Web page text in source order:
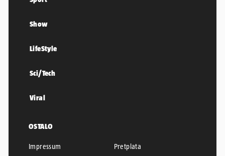
Show
LifeStyle
Sci/Tech
Viral
OSTALO
Impressum Pretplata